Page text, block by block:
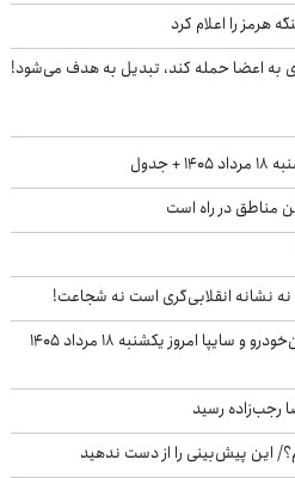
هرمز را اعلام کرد
به اعضا حمله کند، تبدیل به هدف می‌شود!
مناطق در راه است
نشانه انقلابی‌گری است نه شجاعت!
تغییرات تند قیمت محصولات ایران‌خودرو و سایپا امروز یکشنبه ۱۸ مرداد ۱۴۰۵
رجب‌زاده رسید
این پیش‌بینی را از دست ندهید